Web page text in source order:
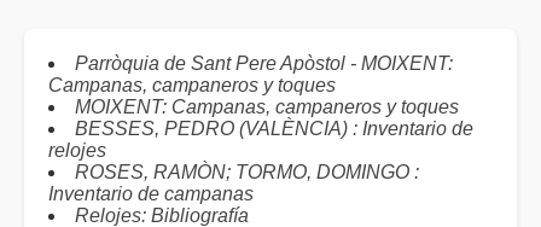
Parròquia de Sant Pere Apòstol - MOIXENT:
Campanas, campaneros y toques
MOIXENT: Campanas, campaneros y toques
BESSES, PEDRO (VALÈNCIA) : Inventario de
relojes
ROSES, RAMÒN; TORMO, DOMINGO :
Inventario de campanas
Relojes: Bibliografía